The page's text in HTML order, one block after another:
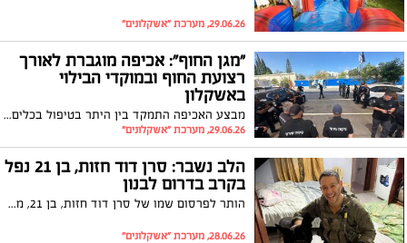
29.06.26, מערכת "אשקלונים"
"מגן החוף": אכיפה מוגברת לאורך
רצועת החוף ובמוקדי הבילוי
באשקלון
מבצע האכיפה התמקד בין היתר בטיפול בכלים ממונעים המהווים סכנה בטיחותית בקרב המבלים בטיילת ומשתמשי הדרך
29.06.26, מערכת "אשקלונים"
הלב נשבר: סרן דוד חזות, בן 21 נפל
בקרב בדרום לבנון
הותר לפרסום שמו של סרן דוד חזות, בן 21, מאשקלון, מפקד מחלקה בגדוד 12, חטיבת גולני שנפל בקרב על הגנת המולדת בדרום לבנון.
28.06.26, מערכת "אשקלונים"